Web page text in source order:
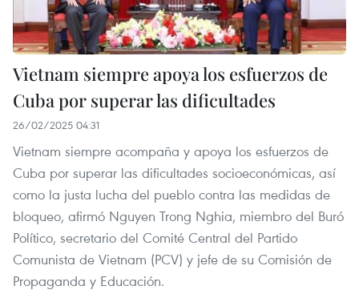
Vietnam siempre apoya los esfuerzos de
Cuba por superar las dificultades
26/02/2025 04:31
Vietnam siempre acompaña y apoya los esfuerzos de
Cuba por superar las dificultades socioeconómicas, así
como la justa lucha del pueblo contra las medidas de
bloqueo, afirmó Nguyen Trong Nghia, miembro del Buró
Político, secretario del Comité Central del Partido
Comunista de Vietnam (PCV) y jefe de su Comisión de
Propaganda y Educación.